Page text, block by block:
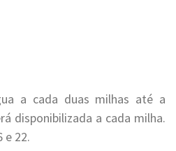
a cada duas milhas até a
disponibilizada a cada milha.
e 22.